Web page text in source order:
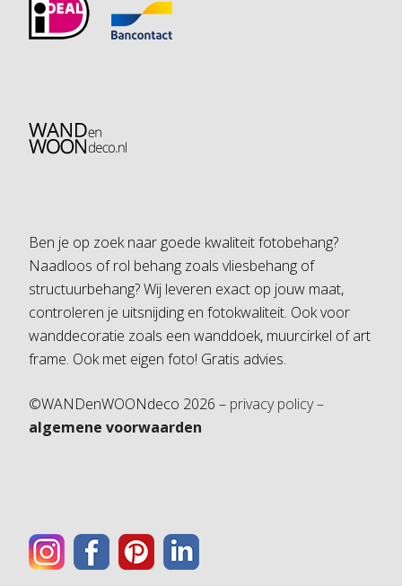
Ben je op zoek naar goede kwaliteit fotobehang?
Naadloos of rol behang zoals vliesbehang of
structuurbehang? Wij leveren exact op jouw maat,
controleren je uitsnijding en fotokwaliteit. Ook voor
wanddecoratie zoals een wanddoek, muurcirkel of art
frame. Ook met eigen foto! Gratis advies.
©WANDenWOONdeco 2026 – privacy policy –
algemene voorwaarden